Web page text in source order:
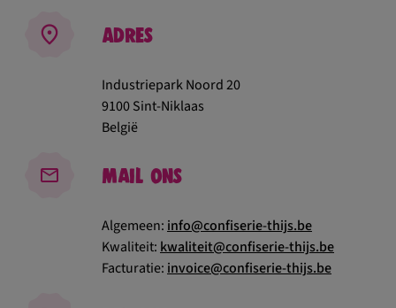
Adres
Industriepark Noord 20
9100 Sint-Niklaas
België
Mail ons
Algemeen: info@confiserie-thijs.be
Kwaliteit: kwaliteit@confiserie-thijs.be
Facturatie: invoice@confiserie-thijs.be